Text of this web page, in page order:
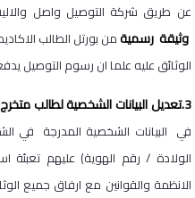
عن طريق شركة التوصيل واصل
وثيقة رسميةمن بورتل الطالب
الوثائق عليه علما ان رسوم التوصيل
3.تعديل البيانات الشخصية لطالب متخرج :
في البيانات الشخصية المدرجة في
الولادة / رقم الهوية) عليهم تعبئة
الانظمة والقوانين مع ارفاق جميع